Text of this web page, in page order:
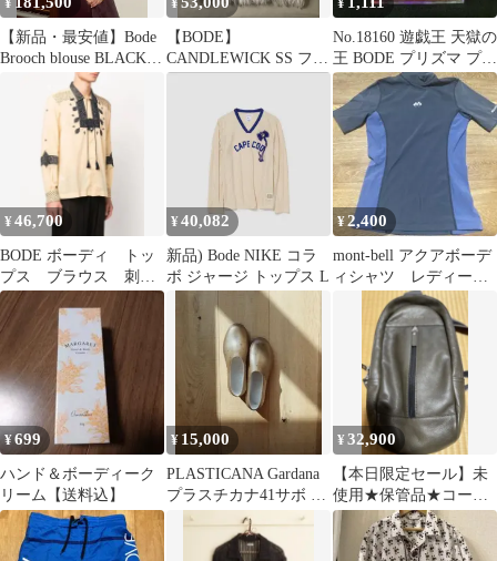
¥
【新品・最安値】Bode
Brooch blouse BLACK
正規品 その他
¥
【BODE】
CANDLEWICK SS フリ
¥
No.18160 遊戯王 天獄の
王 BODE プリズマ プリ
シク
¥46,700
BODE ボーディ トッ
プス ブラウス 刺
繍 シャツ メンズ
レディース 新品
¥40,082
新品) Bode NIKE コラ
ボ ジャージ トップス L
¥2,400
mont-bell アクアボーデ
ィシャツ レディース
半袖 Lサイズ
¥699
ハンド＆ボーディーク
リーム【送料込】
¥ 15,000
PLASTICANA Gardana
プラスチカナ41サボ ス
リッポン BODE
¥32,900
【本日限定セール】未
使用★保管品★コーチ
★coach★ボーディバッ
グ★